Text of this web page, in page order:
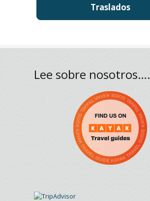
Traslados
Lee sobre nosotros….